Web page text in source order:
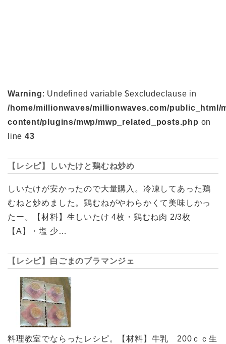
Warning: Undefined variable $excludeclause in
/home/millionwaves/millionwaves.com/public_html/
content/plugins/mwp/mwp_related_posts.php on
line 43
【レシピ】しいたけと鶏むね炒め
しいたけが安かったので大量購入。冷凍してあった鶏
むねと炒めました。鶏むねがやわらかくて美味しかっ
たー。【材料】生しいたけ 4枚・鶏むね肉 2/3枚
【A】・塩 少…
【レシピ】白ごまのブラマンジェ
料理教室でならったレシピ。【材料】牛乳 200ｃｃ生